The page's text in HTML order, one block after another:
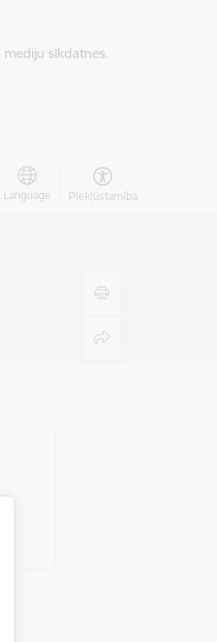
sīkdatnes.
Language Piekļūstamība